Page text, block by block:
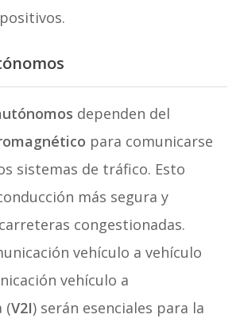
dependen del
para comunicarse
sistemas de tráfico. Esto
más segura y
congestionadas.
vehículo a vehículo
vehículo a
(V2I) serán esenciales para la